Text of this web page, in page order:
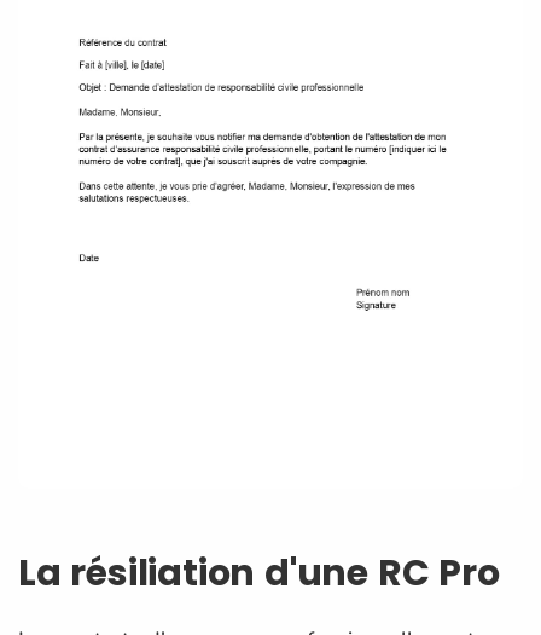
La résiliation d'une RC Pro